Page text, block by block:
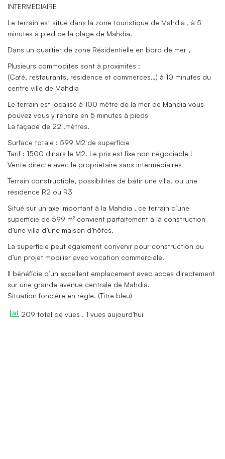
INTERMEDIAIRE
Le terrain est situé dans la zone touristique de Mahdia , à 5
minutes à pied de la plage de Mahdia.
Dans un quartier de zone Résidentielle en bord de mer ,
Plusieurs commodités sont à proximités :
(Café, restaurants, résidence et commerces…) à 10 minutes du
centre ville de Mahdia
Le terrain est localisé à 100 mètre de la mer de Mahdia vous
pouvez vous y rendre en 5 minutes à pieds
La façade de 22 .mètres.
Surface totale : 599 M2 de superficie
Tarif : 1500 dinars le M2. Le prix est fixe non négociable !
Vente directe avec le propriétaire sans intermédiaires
Terrain constructible, possibilités de bâtir une villa, ou une
résidence R2 ou R3
Situé sur un axe important à la Mahdia , ce terrain d’une
superficie de 599 m² convient parfaitement à la construction
d’une villa d’une maison d’hôtes.
La superficie peut également convenir pour construction ou
d’un projet mobilier avec vocation commerciale.
Il bénéficie d’un excellent emplacement avec accès directement
sur une grande avenue centrale de Mahdia.
Situation foncière en règle. (Titre bleu)
209 total de vues , 1 vues aujourd'hui